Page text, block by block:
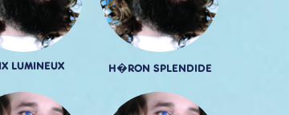
LUMINEUX H�RON SPLENDIDE